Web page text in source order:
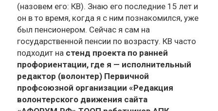
(назовем его: КВ). Знаю его последние 15 лет и
он в то время, когда я с ним познакомился, уже
был пенсионером. Сейчас я сам на
государственной пенсии по возрасту. КВ часто
подходит на стенд проекта по ранней
профориентации, где я — исполнительный
редактор (волонтер) Первичной
профсоюзной организации «Редакция
волонтерского движения сайта